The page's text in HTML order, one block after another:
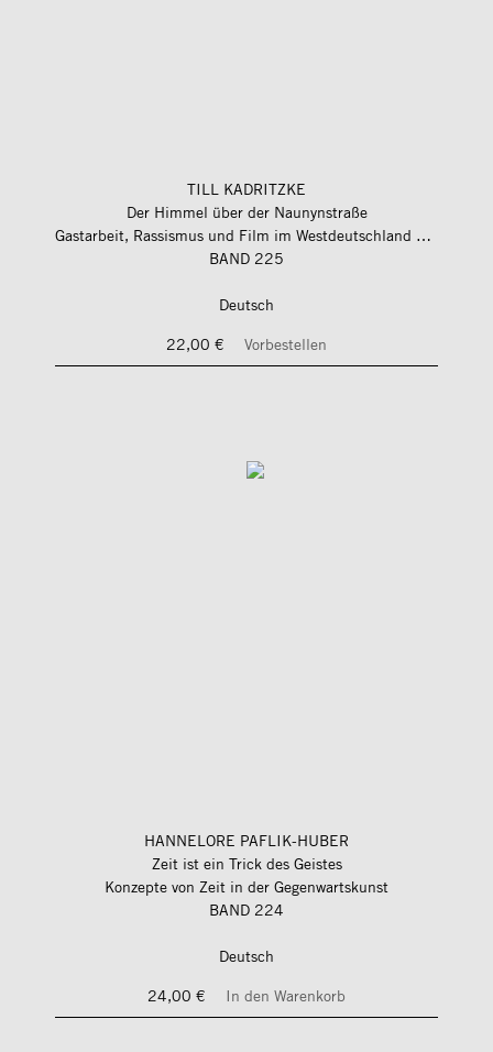
TILL KADRITZKE
Der Himmel über der Naunynstraße
Gastarbeit, Rassismus und Film im Westdeutschland der 1970er-Jahre
BAND 225
Deutsch
22,00 €
Vorbestellen
HANNELORE PAFLIK-HUBER
Zeit ist ein Trick des Geistes
Konzepte von Zeit in der Gegenwartskunst
BAND 224
Deutsch
24,00 €
In den Warenkorb